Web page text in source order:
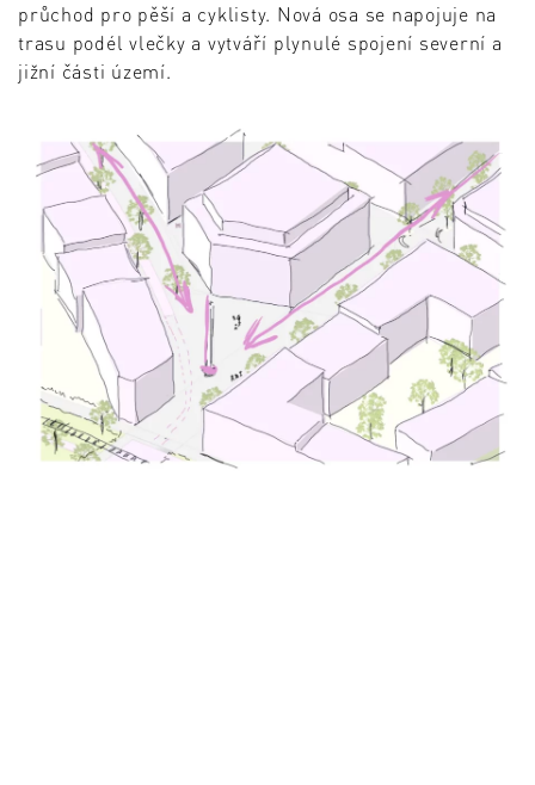
průchod pro pěší a cyklisty. Nová osa se napojuje na
trasu podél vlečky a vytváří plynulé spojení severní a
jižní části území.